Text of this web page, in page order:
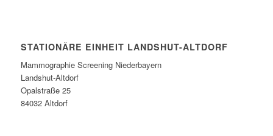
STATIONÄRE EINHEIT LANDSHUT-ALTDORF
Mammographie Screening Niederbayern
Landshut-Altdorf
Opalstraße 25
84032 Altdorf